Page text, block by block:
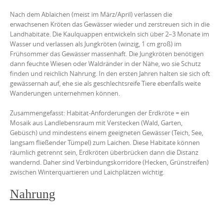
Nach dem Ablaichen (meist im März/April) verlassen die
erwachsenen Kröten das Gewässer wieder und zerstreuen sich in die
Landhabitate. Die Kaulquappen entwickeln sich über 2–3 Monate im
Wasser und verlassen als Jungkröten (winzig, 1 cm groß) im
Frühsommer das Gewässer massenhaft. Die Jungkröten benötigen
dann feuchte Wiesen oder Waldränder in der Nähe, wo sie Schutz
finden und reichlich Nahrung. In den ersten Jahren halten sie sich oft
gewässernah auf, ehe sie als geschlechtsreife Tiere ebenfalls weite
Wanderungen unternehmen können.
Zusammengefasst: Habitat-Anforderungen der Erdkröte = ein
Mosaik aus Landlebensraum mit Verstecken (Wald, Garten,
Gebüsch) und mindestens einem geeigneten Gewässer (Teich, See,
langsam fließender Tümpel) zum Laichen. Diese Habitate können
räumlich getrennt sein, Erdkröten überbrücken dann die Distanz
wandernd. Daher sind Verbindungskorridore (Hecken, Grünstreifen)
zwischen Winterquartieren und Laichplätzen wichtig.
Nahrung